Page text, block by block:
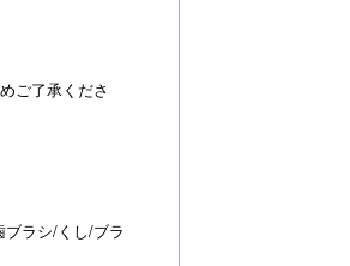
ご了承くださ
ラシ/くし/ブラ